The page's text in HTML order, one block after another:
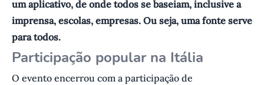
um aplicativo, de onde todos se baseiam, inclusive a
imprensa, escolas, empresas. Ou seja, uma fonte serve
para todos.
Participação popular na Itália
O evento encerrou com a participação de